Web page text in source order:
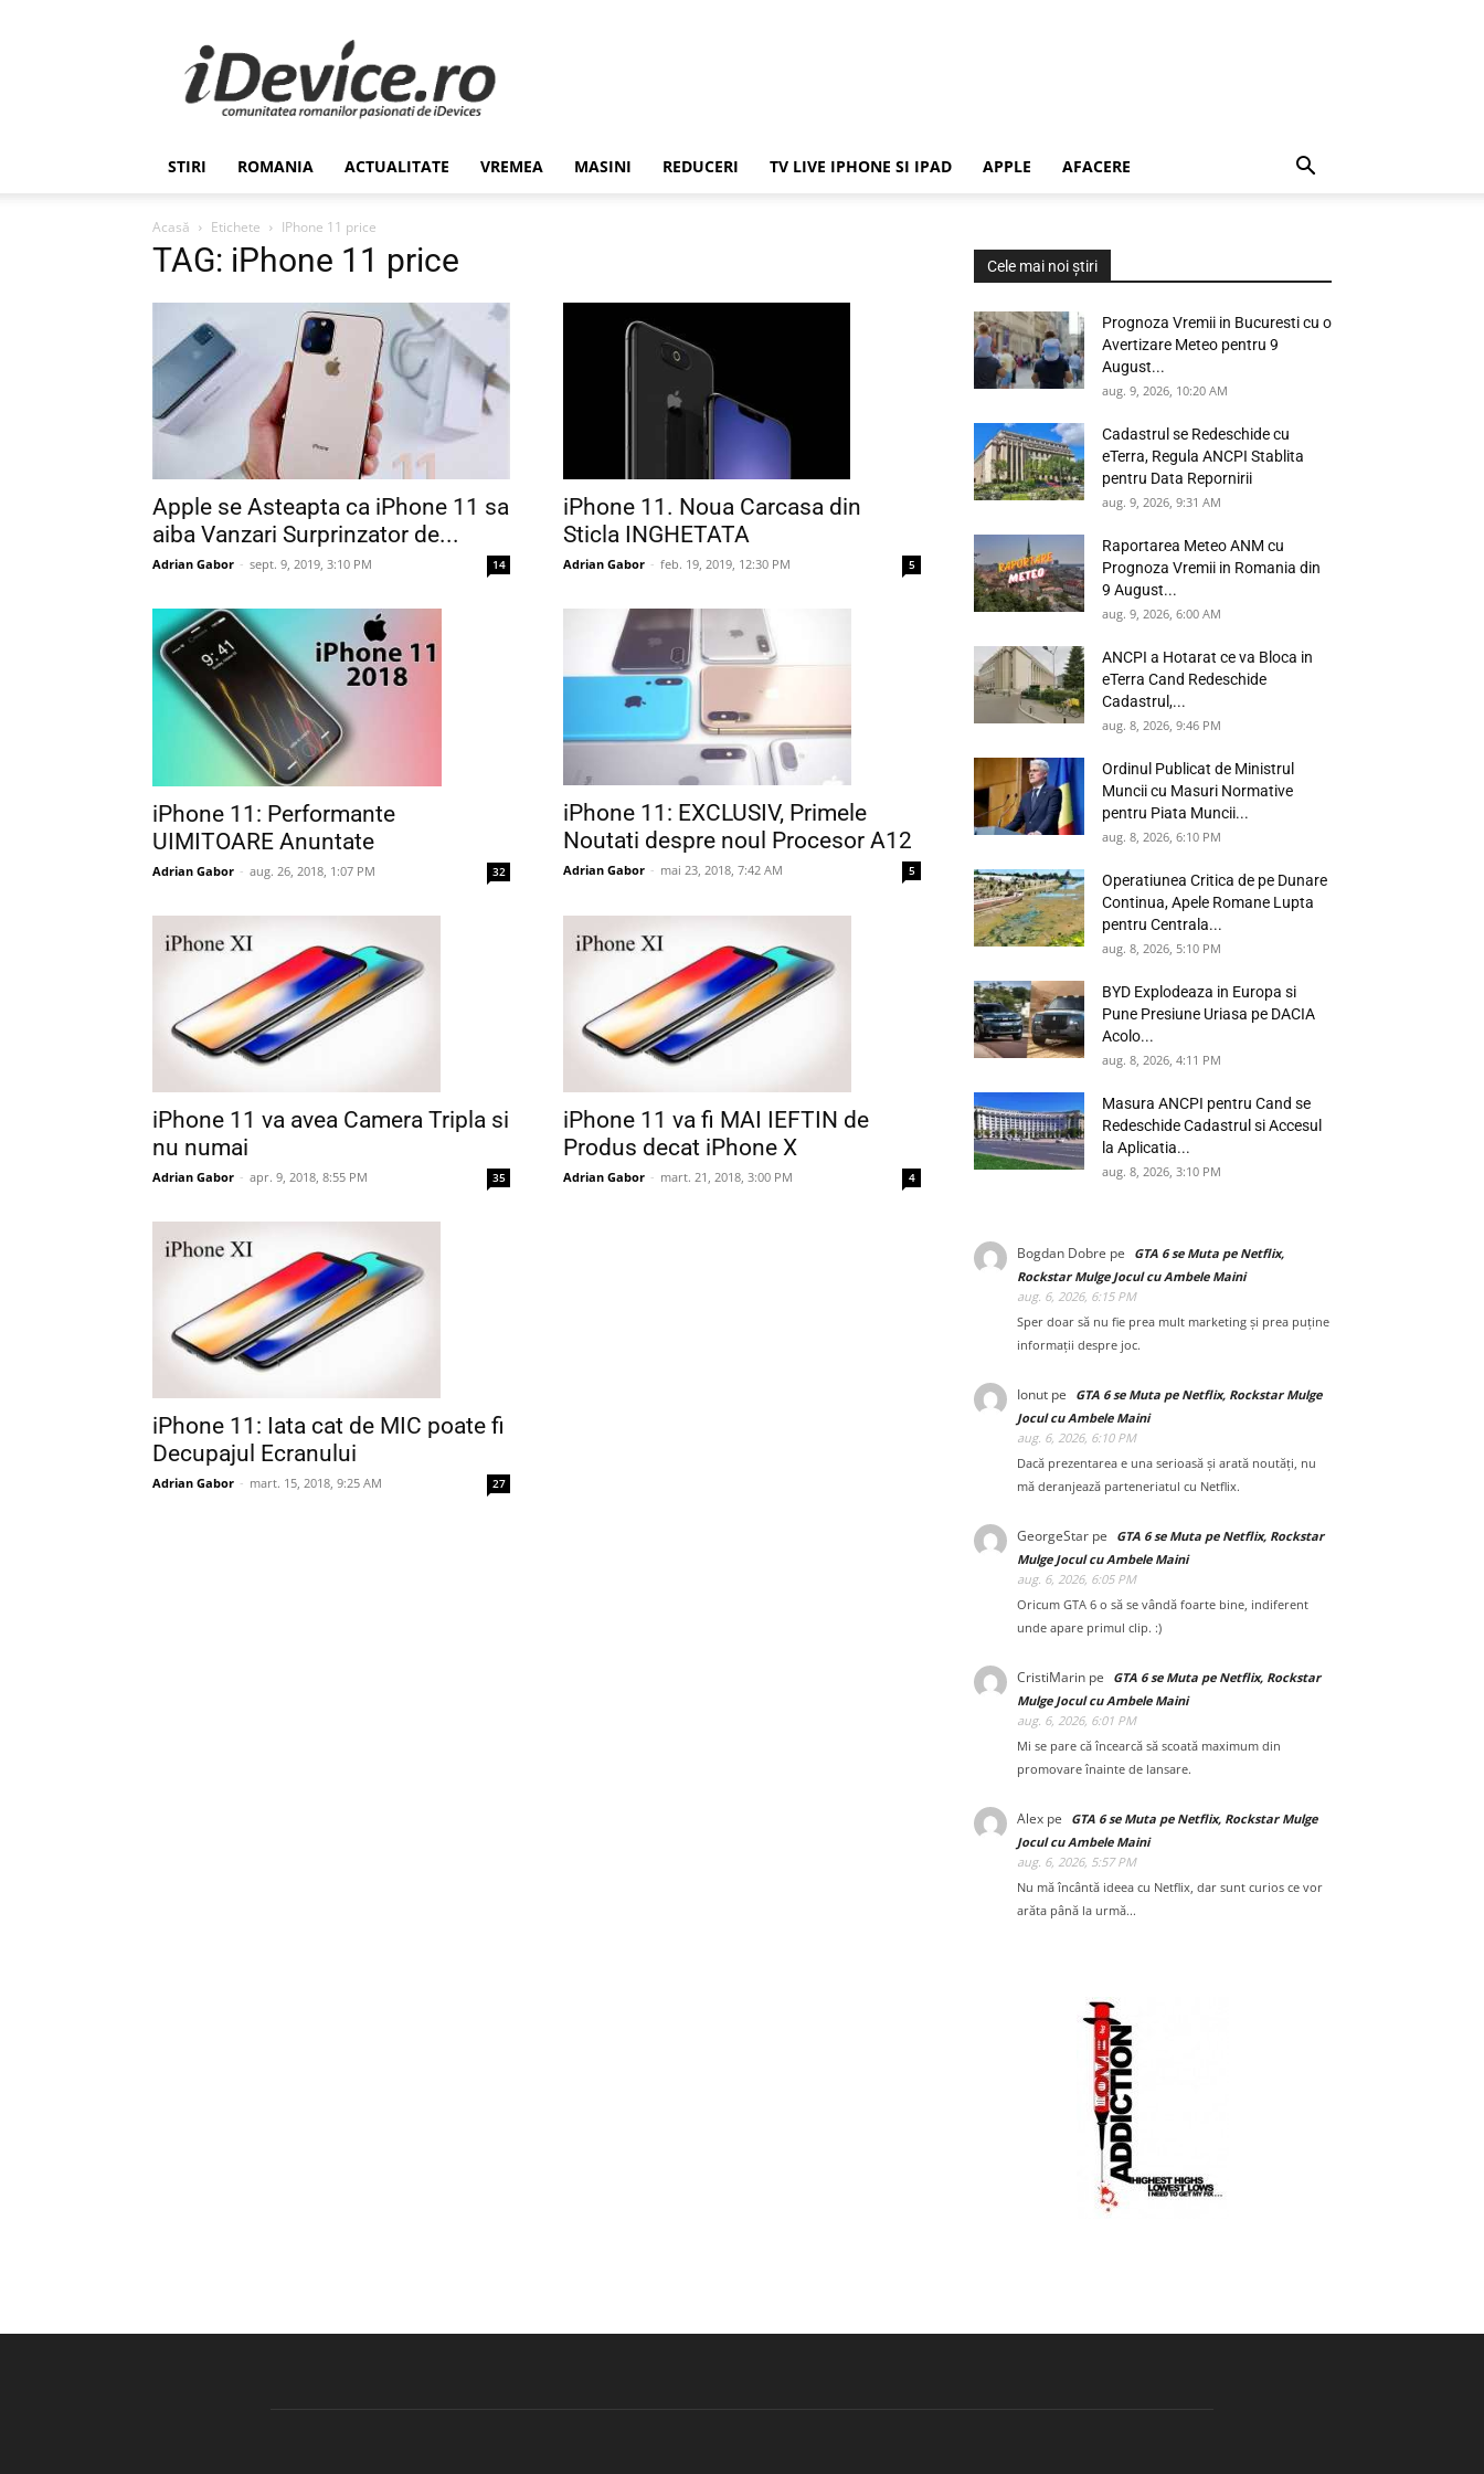
Stiri
de
Ultima
Ora
Romania,
Economie,
Stiinta
STIRI ROMANIA ACTUALITATE VREMEA MASINI REDUCERI TV LIVE IPHONE SI IPAD APPLE AFACERE
Acasă Etichete IPhone 11 price
TAG: iPhone 11 price
Apple se Asteapta ca iPhone 11 sa
aiba Vanzari Surprinzator de...
Adrian Gabor - sept. 9, 2019, 3:10 PM 14
iPhone 11. Noua Carcasa din
Sticla INGHETATA
Adrian Gabor - feb. 19, 2019, 12:30 PM 5
iPhone 11: Performante
UIMITOARE Anuntate
Adrian Gabor - aug. 26, 2018, 1:07 PM 32
iPhone 11: EXCLUSIV, Primele
Noutati despre noul Procesor A12
Adrian Gabor - mai 23, 2018, 7:42 AM 5
iPhone 11 va avea Camera Tripla si
nu numai
Adrian Gabor - apr. 9, 2018, 8:55 PM 35
iPhone 11 va fi MAI IEFTIN de
Produs decat iPhone X
Adrian Gabor - mart. 21, 2018, 3:00 PM 4
iPhone 11: Iata cat de MIC poate fi
Decupajul Ecranului
Adrian Gabor - mart. 15, 2018, 9:25 AM 27
Cele mai noi știri
Prognoza Vremii in Bucuresti cu o
Avertizare Meteo pentru 9
August...
aug. 9, 2026, 10:20 AM
Cadastrul se Redeschide cu
eTerra, Regula ANCPI Stablita
pentru Data Repornirii
aug. 9, 2026, 9:31 AM
Raportarea Meteo ANM cu
Prognoza Vremii in Romania din
9 August...
aug. 9, 2026, 6:00 AM
ANCPI a Hotarat ce va Bloca in
eTerra Cand Redeschide
Cadastrul,...
aug. 8, 2026, 9:46 PM
Ordinul Publicat de Ministrul
Muncii cu Masuri Normative
pentru Piata Muncii...
aug. 8, 2026, 6:10 PM
Operatiunea Critica de pe Dunare
Continua, Apele Romane Lupta
pentru Centrala...
aug. 8, 2026, 5:10 PM
BYD Explodeaza in Europa si
Pune Presiune Uriasa pe DACIA
Acolo...
aug. 8, 2026, 4:11 PM
Masura ANCPI pentru Cand se
Redeschide Cadastrul si Accesul
la Aplicatia...
aug. 8, 2026, 3:10 PM
Bogdan Dobre pe
GTA 6 se Muta pe Netflix,
Rockstar Mulge Jocul cu Ambele Maini
aug. 6, 2026, 6:15 PM
Sper doar să nu fie prea mult marketing și prea puține
informații despre joc.
Ionut pe
GTA 6 se Muta pe Netflix, Rockstar Mulge
Jocul cu Ambele Maini
aug. 6, 2026, 6:10 PM
Dacă prezentarea e una serioasă și arată noutăți, nu
mă deranjează parteneriatul cu Netflix.
GeorgeStar pe
GTA 6 se Muta pe Netflix, Rockstar
Mulge Jocul cu Ambele Maini
aug. 6, 2026, 6:05 PM
Oricum GTA 6 o să se vândă foarte bine, indiferent
unde apare primul clip. :)
CristiMarin pe
GTA 6 se Muta pe Netflix, Rockstar
Mulge Jocul cu Ambele Maini
aug. 6, 2026, 6:01 PM
Mi se pare că încearcă să scoată maximum din
promovare înainte de lansare.
Alex pe
GTA 6 se Muta pe Netflix, Rockstar Mulge
Jocul cu Ambele Maini
aug. 6, 2026, 5:57 PM
Nu mă încântă ideea cu Netflix, dar sunt curios ce vor
arăta până la urmă...